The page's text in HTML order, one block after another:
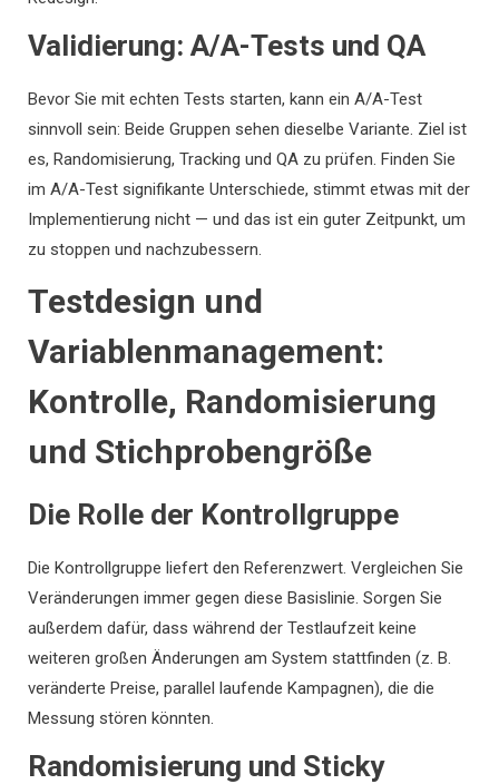
Validierung: A/A-Tests und QA
Bevor Sie mit echten Tests starten, kann ein A/A-Test
sinnvoll sein: Beide Gruppen sehen dieselbe Variante. Ziel ist
es, Randomisierung, Tracking und QA zu prüfen. Finden Sie
im A/A-Test signifikante Unterschiede, stimmt etwas mit der
Implementierung nicht — und das ist ein guter Zeitpunkt, um
zu stoppen und nachzubessern.
Testdesign und
Variablenmanagement:
Kontrolle, Randomisierung
und Stichprobengröße
Die Rolle der Kontrollgruppe
Die Kontrollgruppe liefert den Referenzwert. Vergleichen Sie
Veränderungen immer gegen diese Basislinie. Sorgen Sie
außerdem dafür, dass während der Testlaufzeit keine
weiteren großen Änderungen am System stattfinden (z. B.
veränderte Preise, parallel laufende Kampagnen), die die
Messung stören könnten.
Randomisierung und Sticky